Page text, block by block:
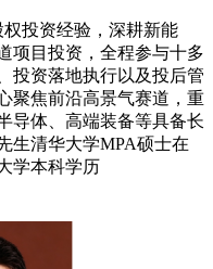
投资经验，深耕新能
项目投资，全程参与十多
投资落地执行以及投后管
聚焦前沿高景气赛道，重
导体、高端装备等具备长
生清华大学MPA硕士在
学本科学历